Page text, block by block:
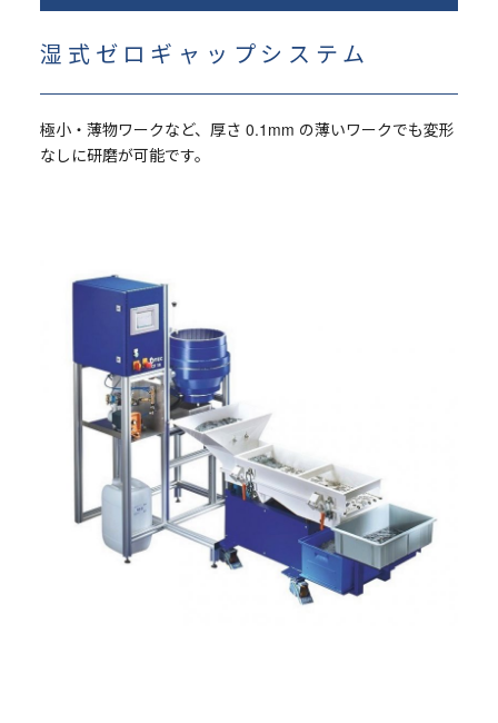
湿式ゼロギャップシステム
極小・薄物ワークなど、厚さ 0.1mm の薄いワークでも変形
なしに研磨が可能です。